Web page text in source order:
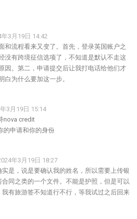
年3月19日 14:42
和流程看来又变了。首先，登录英国账户之
没有跨境征信选项了，不知道是默认不走这
因。第二，申请提交后让我打电话给他们才
白为什么要加这一步。
3月19日 15:14
nova credit
的申请和你的身份
年3月19日 18:27
是，说是要确认我的姓名，所以需要上传银
同之类的一个文件。不能是护照，但是可以
我有旅游签不知道行不行，等我试过之后回来